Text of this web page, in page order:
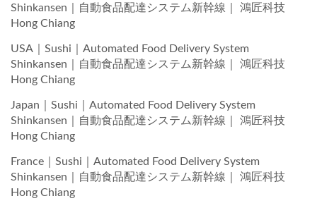
Shinkansen｜自動食品配達システム新幹線｜ 鴻匠科技
Hong Chiang
USA｜Sushi｜Automated Food Delivery System
Shinkansen｜自動食品配達システム新幹線｜ 鴻匠科技
Hong Chiang
Japan｜Sushi｜Automated Food Delivery System
Shinkansen｜自動食品配達システム新幹線｜ 鴻匠科技
Hong Chiang
France｜Sushi｜Automated Food Delivery System
Shinkansen｜自動食品配達システム新幹線｜ 鴻匠科技
Hong Chiang